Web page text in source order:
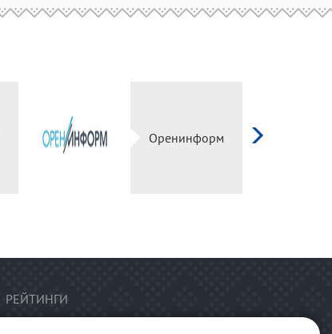
Оренинформ
РЕЙТИНГИ